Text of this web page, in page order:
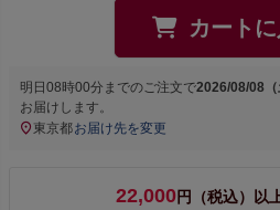
カート
明日 08時00分 までのご注文で2026/08/08（
お届けします。
東京都お届け先を変更
22,000円（税込）以